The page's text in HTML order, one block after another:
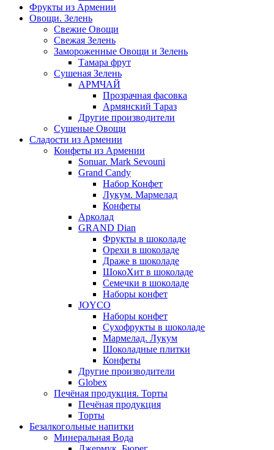
Фрукты из Армении
Овощи. Зелень
Свежие Овощи
Свежая Зелень
Замороженные Овощи и Зелень
Тамара фрут
Сушеная Зелень
АРМЧАЙ
Прозрачная фасовка
Армянский Тараз
Другие производители
Сушеные Овощи
Сладости из Армении
Конфеты из Армении
Sonuar. Mark Sevouni
Grand Candy
Набор Конфет
Лукум. Мармелад
Конфеты
Арколад
GRAND Dian
Фрукты в шоколаде
Орехи в шоколаде
Драже в шоколаде
ШокоХит в шоколаде
Семечки в шоколаде
Наборы конфет
JOYCO
Наборы конфет
Сухофрукты в шоколаде
Мармелад. Лукум
Шоколадные плитки
Конфеты
Другие производители
Globex
Печёная продукция. Торты
Печёная продукция
Торты
Безалкогольные напитки
Минеральная Вода